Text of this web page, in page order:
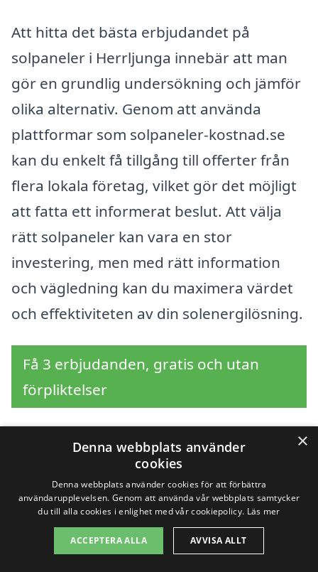
Att hitta det bästa erbjudandet på
solpaneler i Herrljunga innebär att man
gör en grundlig undersökning och jämför
olika alternativ. Genom att använda
plattformar som solpaneler-kostnad.se
kan du enkelt få tillgång till offerter från
flera lokala företag, vilket gör det möjligt
att fatta ett informerat beslut. Att välja
rätt solpaneler kan vara en stor
investering, men med rätt information
och vägledning kan du maximera värdet
och effektiviteten av din solenergilösning.
Få 3 erbjudanden, gratis och utan
förpliktelser
Sök efter professionella
för solpaneler i andra
städer nära Herrljunga
×
Denna webbplats använder
cookies
Denna webbplats använder cookies för att förbättra
användarupplevelsen. Genom att använda vår webbplats samtycker
du till alla cookies i enlighet med vår cookiepolicy. Läs mer
ACCEPTERA ALLA AVVISA ALLT